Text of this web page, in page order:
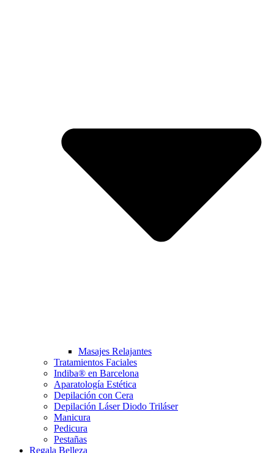
Masajes Relajantes
Tratamientos Faciales
Indiba® en Barcelona
Aparatología Estética
Depilación con Cera
Depilación Láser Diodo Triláser
Manicura
Pedicura
Pestañas
Regala Belleza